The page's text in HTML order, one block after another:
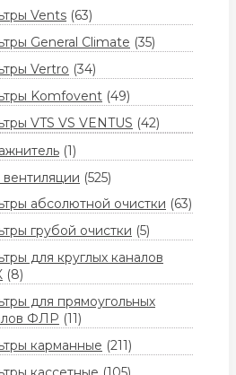
Vents (63)
General Climate (35)
Vertro (34)
Komfovent (49)
VTS VS VENTUS (42)
(1)
(525)
абсолютной очистки (63)
грубой очистки (5)
для круглых каналов
(8)
для прямоугольных
ФЛР (11)
карманные (211)